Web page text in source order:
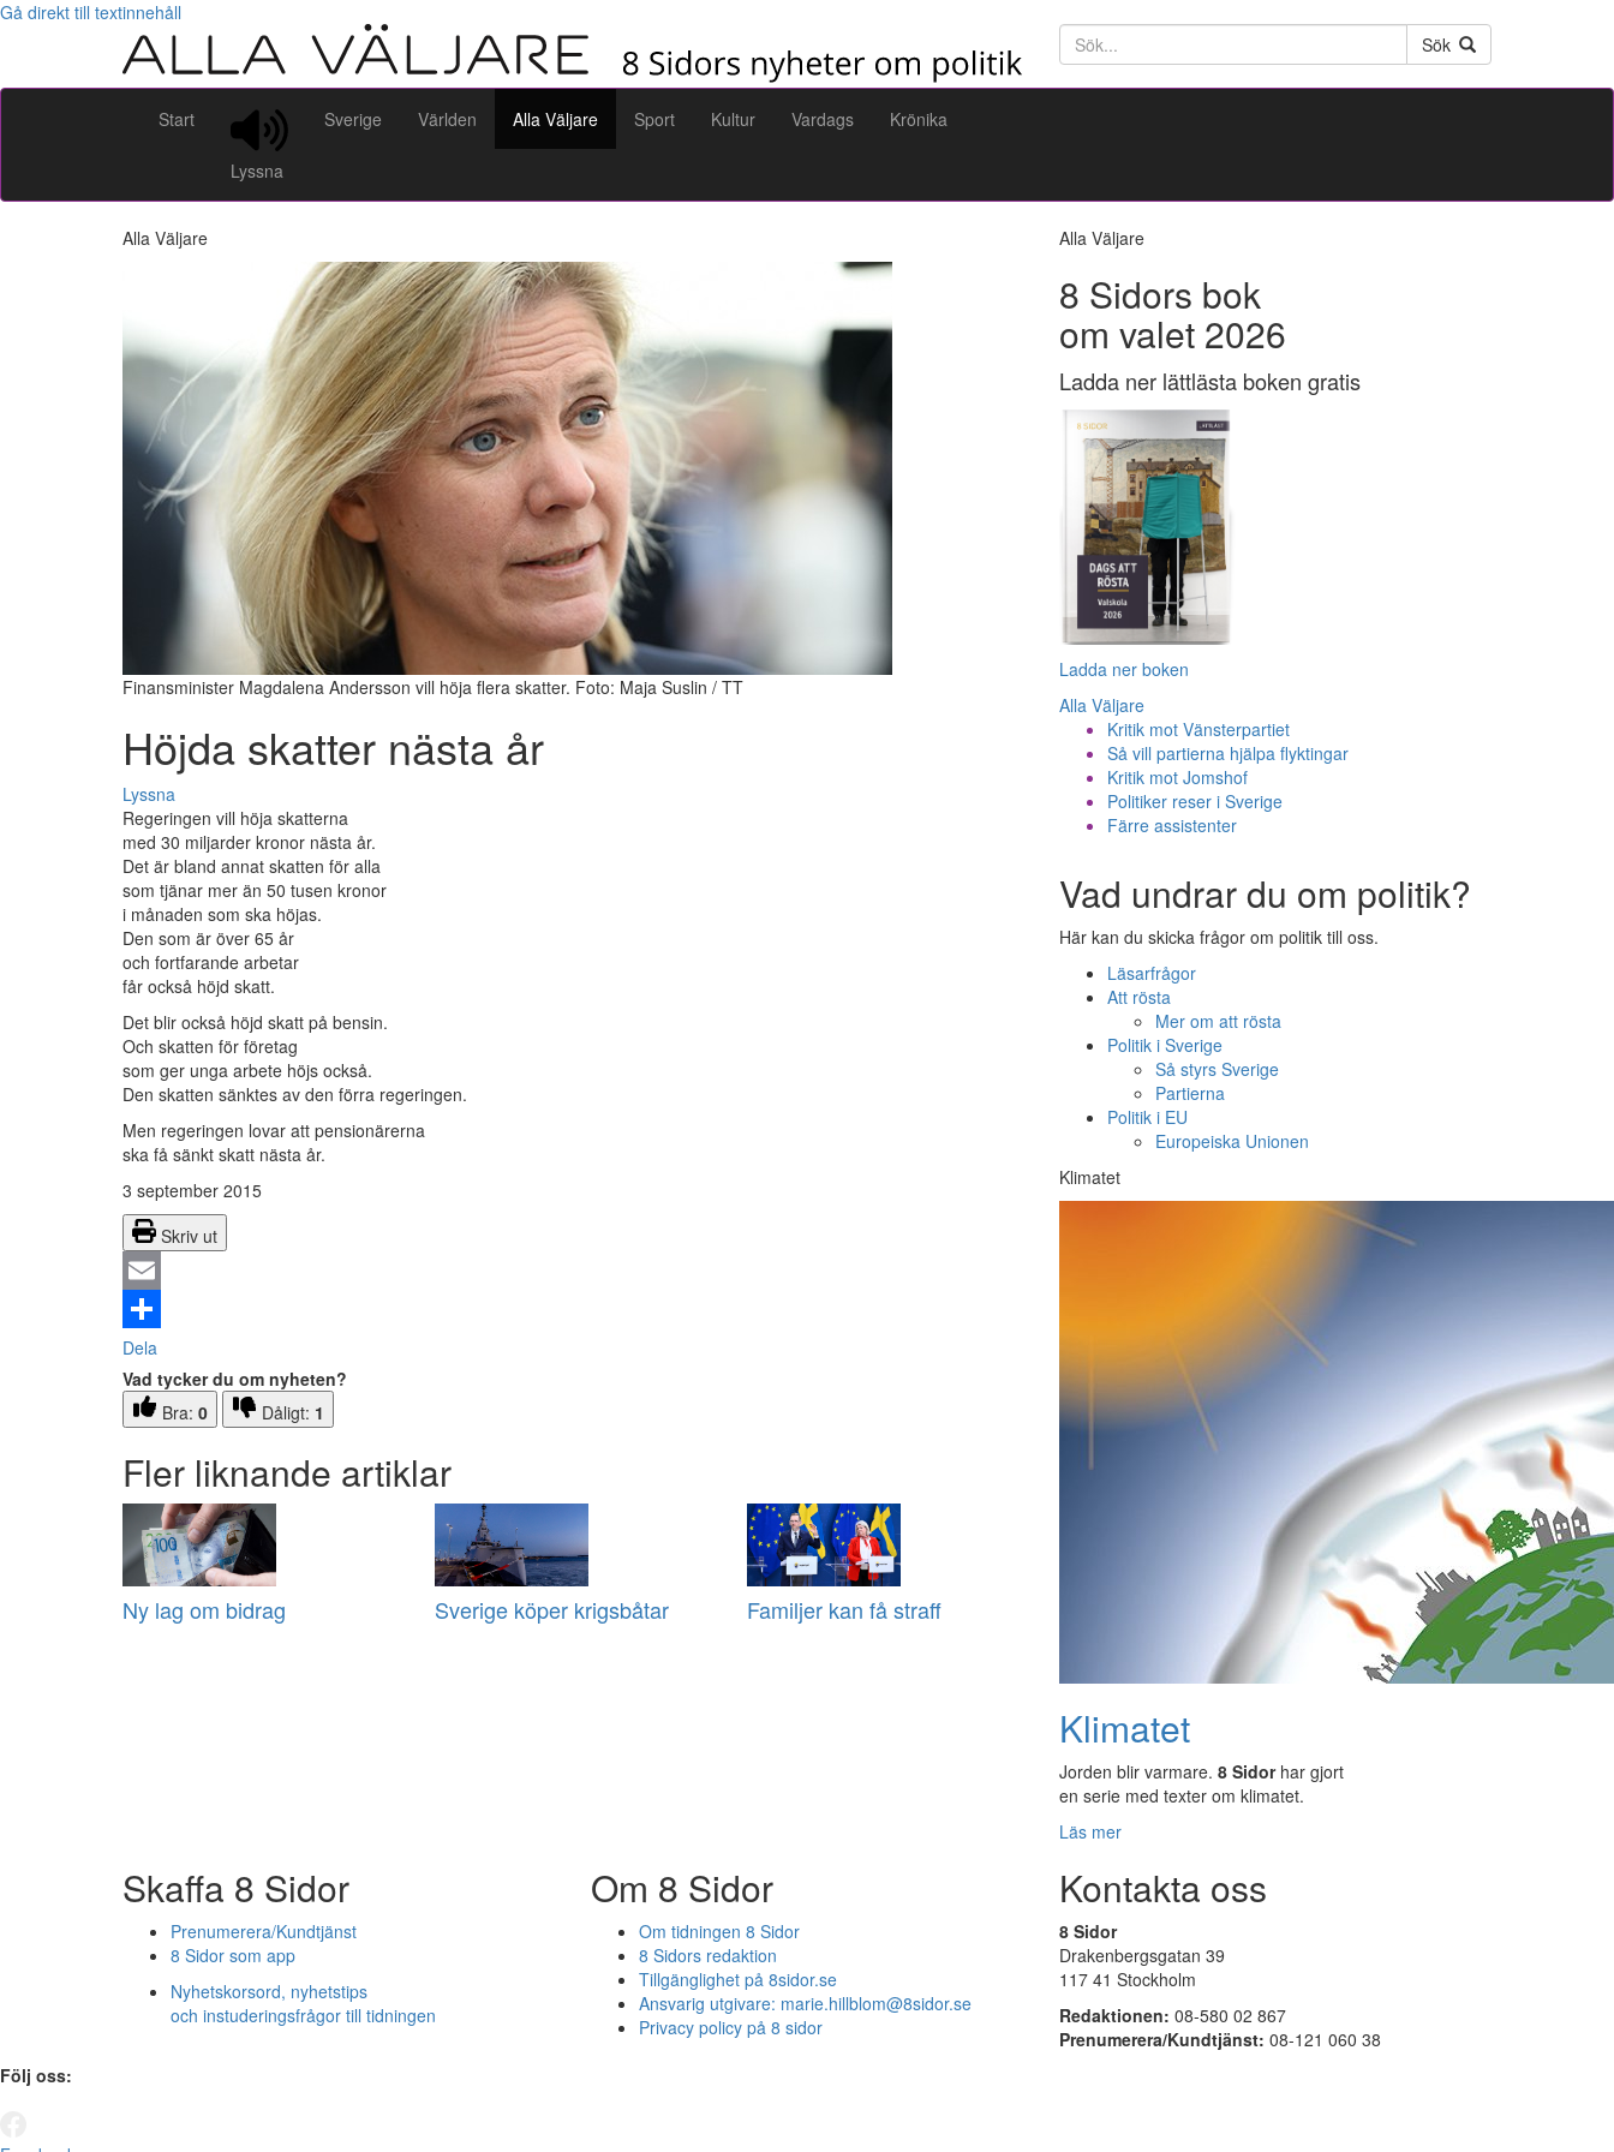
Gå direkt till textinnehåll
Söktext
Sök
Start
Lyssna
Sverige Världen Alla Väljare Sport Kultur Vardags Krönika
Alla Väljare
Finansminister Magdalena Andersson vill höja flera skatter. Foto: Maja Suslin / TT
Höjda skatter nästa år
Lyssna
Regeringen vill höja skatterna
med 30 miljarder kronor nästa år.
Det är bland annat skatten för alla
som tjänar mer än 50 tusen kronor
i månaden som ska höjas.
Den som är över 65 år
och fortfarande arbetar
får också höjd skatt.
Det blir också höjd skatt på bensin.
Och skatten för företag
som ger unga arbete höjs också.
Den skatten sänktes av den förra regeringen.
Men regeringen lovar att pensionärerna
ska få sänkt skatt nästa år.
3 september 2015
Skriv ut
Email
Dela
Vad tycker du om nyheten?
Bra: 0 Dåligt: 1
Fler liknande artiklar
Ny lag om bidrag Sverige köper krigsbåtar Familjer kan få straff
Alla Väljare
8 Sidors bok
om valet 2026
Ladda ner lättlästa boken gratis
Ladda ner boken
Alla Väljare
Kritik mot Vänsterpartiet
Så vill partierna hjälpa flyktingar
Kritik mot Jomshof
Politiker reser i Sverige
Färre assistenter
Vad undrar du om politik?
Här kan du skicka frågor om politik till oss.
Läsarfrågor
Att rösta
Mer om att rösta
Politik i Sverige
Så styrs Sverige
Partierna
Politik i EU
Europeiska Unionen
Klimatet
Klimatet
Jorden blir varmare. 8 Sidorhar gjort
en serie med texter om klimatet.
Läs mer
Skaffa 8 Sidor
Prenumerera/Kundtjänst
8 Sidor som app
Nyhetskorsord, nyhetstips
och instuderingsfrågor till tidningen
Om 8 Sidor
Om tidningen 8 Sidor
8 Sidors redaktion
Tillgänglighet på 8sidor.se
Ansvarig utgivare: marie.hillblom@8sidor.se
Privacy policy på 8 sidor
Kontakta oss
8 Sidor
Drakenbergsgatan 39
117 41 Stockholm
Redaktionen: 08-580 02 867
Prenumerera/Kundtjänst: 08-121 060 38
Följ oss: